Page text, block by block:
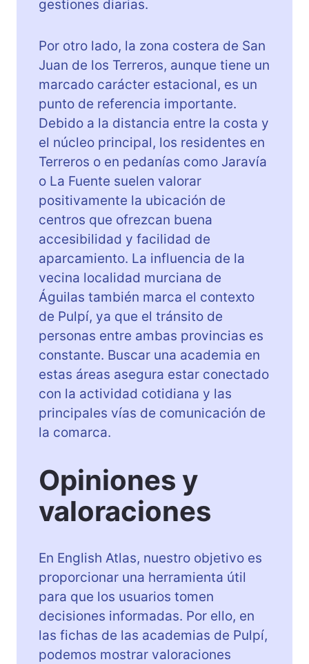
gestiones diarias.
Por otro lado, la zona costera de San
Juan de los Terreros, aunque tiene un
marcado carácter estacional, es un
punto de referencia importante.
Debido a la distancia entre la costa y
el núcleo principal, los residentes en
Terreros o en pedanías como Jaravía
o La Fuente suelen valorar
positivamente la ubicación de
centros que ofrezcan buena
accesibilidad y facilidad de
aparcamiento. La influencia de la
vecina localidad murciana de
Águilas también marca el contexto
de Pulpí, ya que el tránsito de
personas entre ambas provincias es
constante. Buscar una academia en
estas áreas asegura estar conectado
con la actividad cotidiana y las
principales vías de comunicación de
la comarca.
Opiniones y
valoraciones
En English Atlas, nuestro objetivo es
proporcionar una herramienta útil
para que los usuarios tomen
decisiones informadas. Por ello, en
las fichas de las academias de Pulpí,
podemos mostrar valoraciones